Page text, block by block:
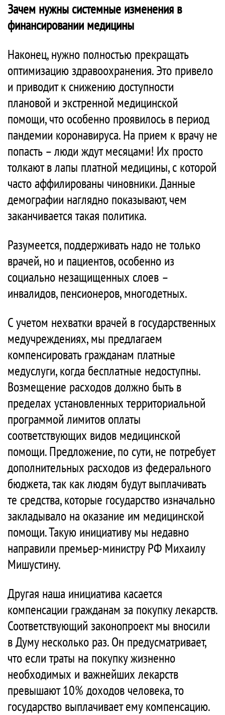
Зачем нужны системные изменения в
финансировании медицины
Наконец, нужно полностью прекращать
оптимизацию здравоохранения. Это привело
и приводит к снижению доступности
плановой и экстренной медицинской
помощи, что особенно проявилось в период
пандемии коронавируса. На прием к врачу не
попасть – люди ждут месяцами! Их просто
толкают в лапы платной медицины, с которой
часто аффилированы чиновники. Данные
демографии наглядно показывают, чем
заканчивается такая политика.
Разумеется, поддерживать надо не только
врачей, но и пациентов, особенно из
социально незащищенных слоев –
инвалидов, пенсионеров, многодетных.
С учетом нехватки врачей в государственных
медучреждениях, мы предлагаем
компенсировать гражданам платные
медуслуги, когда бесплатные недоступны.
Возмещение расходов должно быть в
пределах установленных территориальной
программой лимитов оплаты
соответствующих видов медицинской
помощи. Предложение, по сути, не потребует
дополнительных расходов из федерального
бюджета, так как людям будут выплачивать
те средства, которые государство изначально
закладывало на оказание им медицинской
помощи. Такую инициативу мы недавно
направили премьер-министру РФ Михаилу
Мишустину.
Другая наша инициатива касается
компенсации гражданам за покупку лекарств.
Соответствующий законопроект мы вносили
в Думу несколько раз. Он предусматривает,
что если траты на покупку жизненно
необходимых и важнейших лекарств
превышают 10% доходов человека, то
государство выплачивает ему компенсацию.